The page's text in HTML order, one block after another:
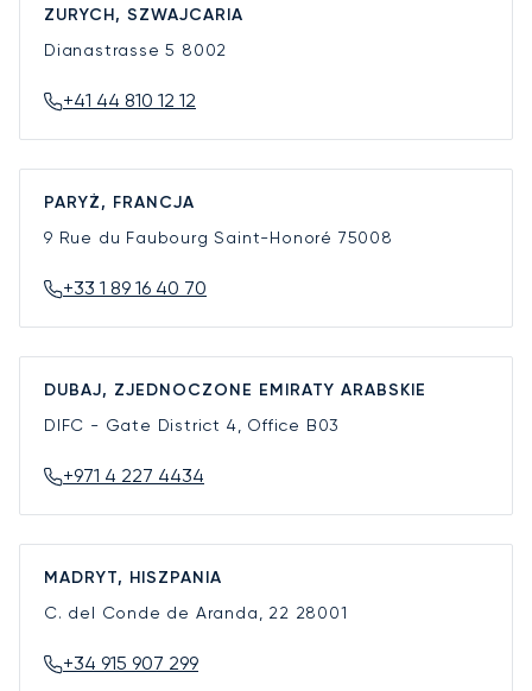
ZURYCH, SZWAJCARIA
Dianastrasse 5 8002
+41 44 810 12 12
PARYŻ, FRANCJA
9 Rue du Faubourg Saint-Honoré 75008
+33 1 89 16 40 70
DUBAJ, ZJEDNOCZONE EMIRATY ARABSKIE
DIFC - Gate District 4, Office B03
+971 4 227 4434
MADRYT, HISZPANIA
C. del Conde de Aranda, 22 28001
+34 915 907 299